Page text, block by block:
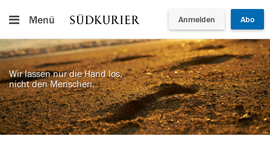
Menü Anmelden Abo
Wir lassen nur die Hand los,
nicht den Menschen.